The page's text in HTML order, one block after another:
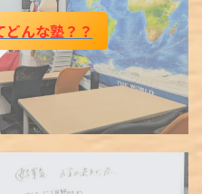
んな塾？？